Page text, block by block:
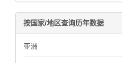
按国家/地区查询历年数据
亚洲